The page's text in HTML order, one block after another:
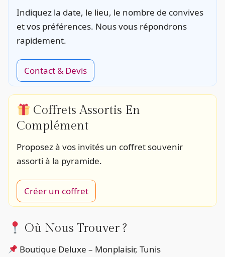
Indiquez la date, le lieu, le nombre de convives
et vos préférences. Nous vous répondrons
rapidement.
Contact & Devis
Coffrets Assortis En
Complément
Proposez à vos invités un coffret souvenir
assorti à la pyramide.
Créer un coffret
Où Nous Trouver ?
Boutique Deluxe – Monplaisir, Tunis